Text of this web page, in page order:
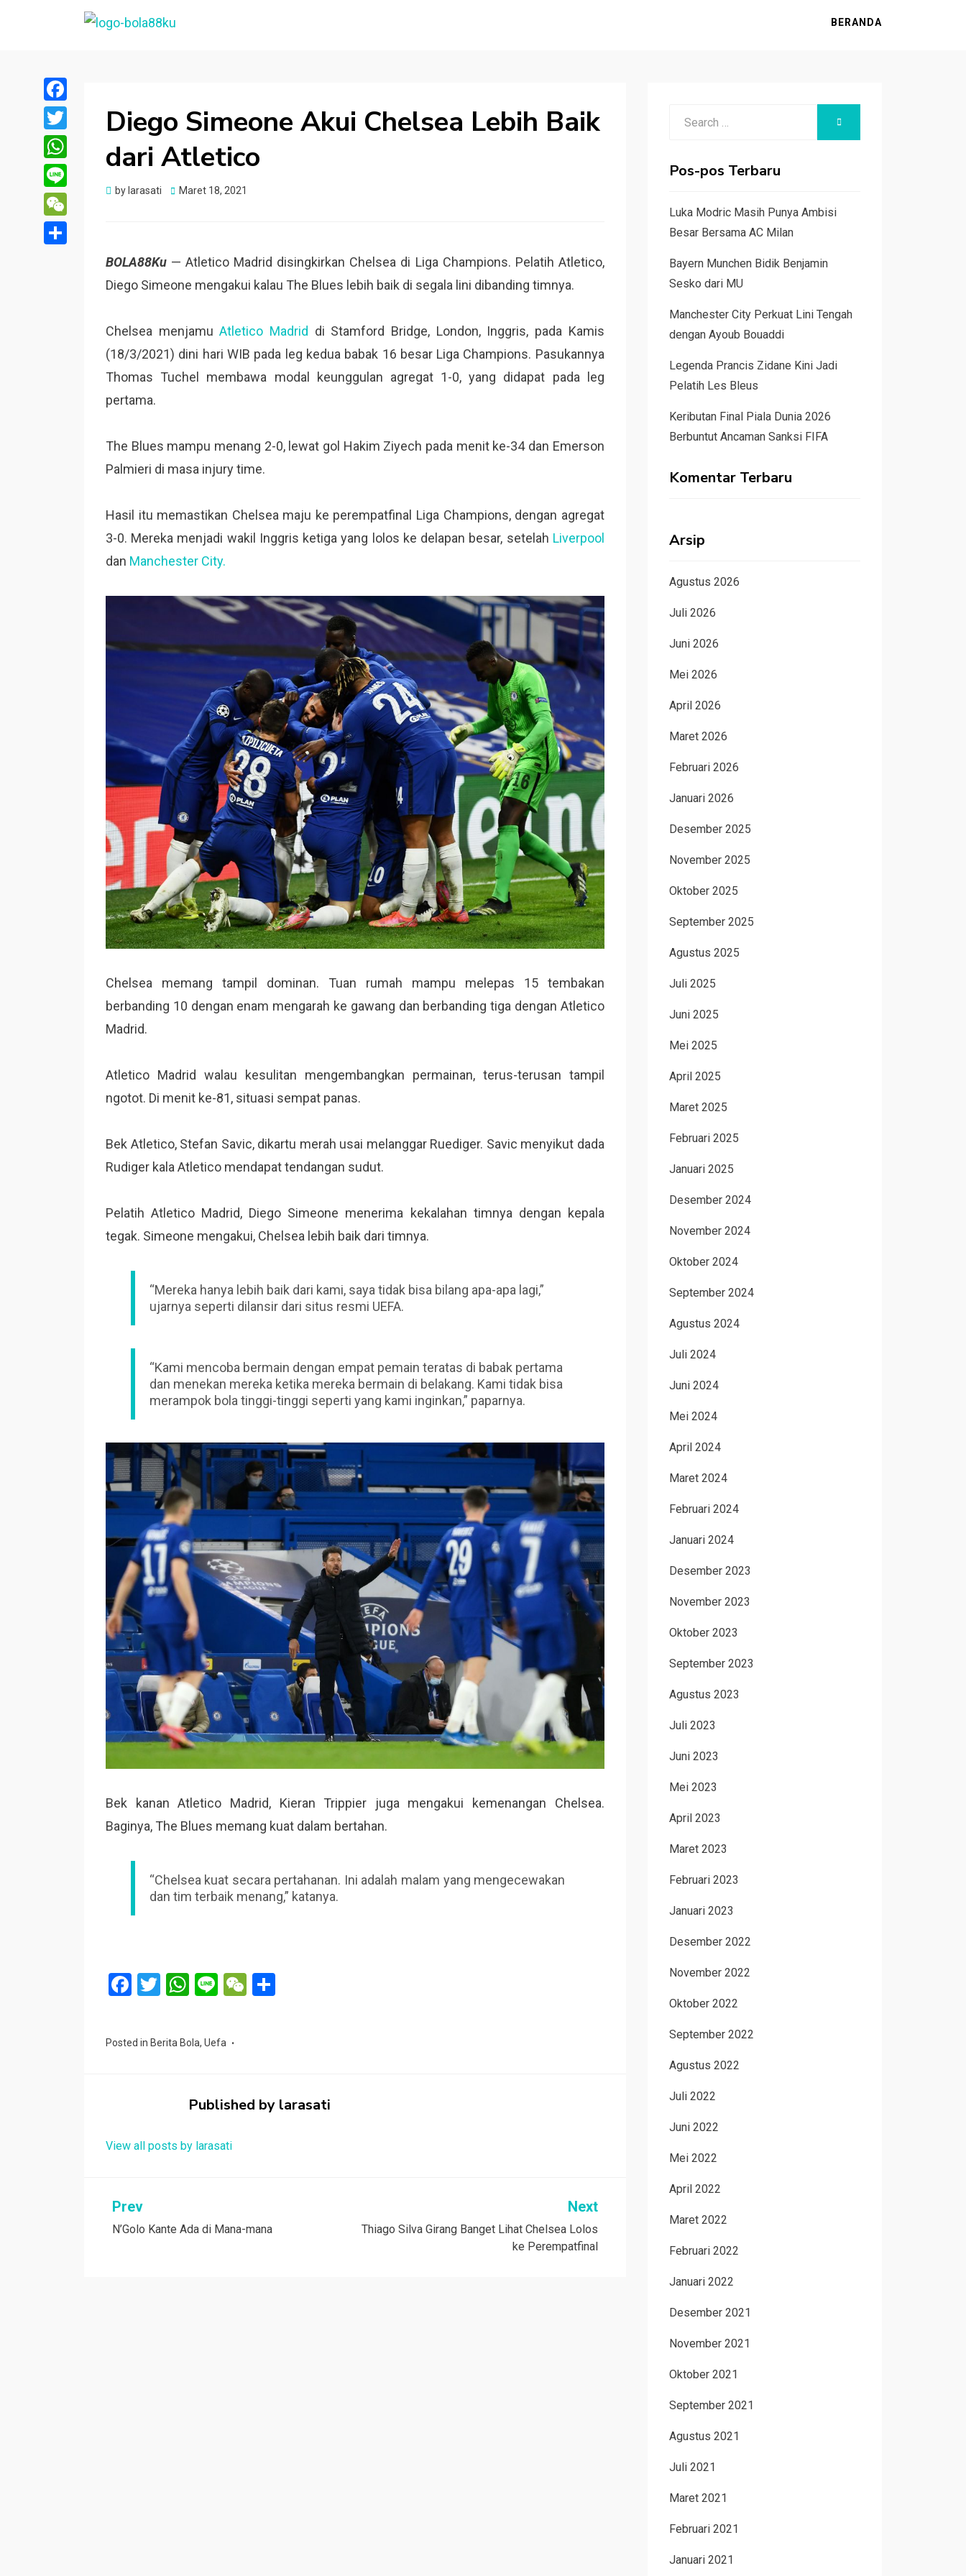
BERANDA
Diego Simeone Akui Chelsea Lebih Baik
dari Atletico
by larasati
Posted
Maret 18, 2021
BOLA88Ku — Atletico Madrid disingkirkan Chelsea di Liga Champions. Pelatih Atletico,
Diego Simeone mengakui kalau The Blues lebih baik di segala lini dibanding timnya.
Chelsea menjamuAtletico Madrid di Stamford Bridge, London, Inggris, pada Kamis
(18/3/2021) dini hari WIB pada leg kedua babak 16 besar Liga Champions. Pasukannya
Thomas Tuchel membawa modal keunggulan agregat 1-0, yang didapat pada leg
pertama.
The Blues mampu menang 2-0, lewat gol Hakim Ziyech pada menit ke-34 dan Emerson
Palmieri di masa injury time.
Hasil itu memastikan Chelsea maju ke perempatfinal Liga Champions, dengan agregat
3-0. Mereka menjadi wakil Inggris ketiga yang lolos ke delapan besar, setelah Liverpool
dan Manchester City.
Chelsea memang tampil dominan. Tuan rumah mampu melepas 15 tembakan
berbanding 10 dengan enam mengarah ke gawang dan berbanding tiga dengan Atletico
Madrid.
Atletico Madrid walau kesulitan mengembangkan permainan, terus-terusan tampil
ngotot. Di menit ke-81, situasi sempat panas.
Bek Atletico, Stefan Savic, dikartu merah usai melanggar Ruediger. Savic menyikut dada
Rudiger kala Atletico mendapat tendangan sudut.
Pelatih Atletico Madrid, Diego Simeone menerima kekalahan timnya dengan kepala
tegak. Simeone mengakui, Chelsea lebih baik dari timnya.
“Mereka hanya lebih baik dari kami, saya tidak bisa bilang apa-apa lagi,”
ujarnya seperti dilansir dari situs resmi UEFA.
“Kami mencoba bermain dengan empat pemain teratas di babak pertama
dan menekan mereka ketika mereka bermain di belakang. Kami tidak bisa
merampok bola tinggi-tinggi seperti yang kami inginkan,” paparnya.
Bek kanan Atletico Madrid, Kieran Trippier juga mengakui kemenangan Chelsea.
Baginya, The Blues memang kuat dalam bertahan.
“Chelsea kuat secara pertahanan. Ini adalah malam yang mengecewakan
dan tim terbaik menang,” katanya.
F
b
T
er
W
s
p
Li
W
Posted in Berita Bola, Uefa
Published by larasati
View all posts by larasati
Navigasi
pos
Prev
N’Golo Kante Ada di Mana-mana
Next
Thiago Silva Girang Banget Lihat Chelsea Lolos
ke Perempatfinal
Facebook
Twitter
WhatsApp
Line
WeChat
SEARCH
Pos-pos Terbaru
Luka Modric Masih Punya Ambisi
Besar Bersama AC Milan
Bayern Munchen Bidik Benjamin
Sesko dari MU
Manchester City Perkuat Lini Tengah
dengan Ayoub Bouaddi
Legenda Prancis Zidane Kini Jadi
Pelatih Les Bleus
Keributan Final Piala Dunia 2026
Berbuntut Ancaman Sanksi FIFA
Komentar Terbaru
Arsip
Agustus 2026
Juli 2026
Juni 2026
Mei 2026
April 2026
Maret 2026
Februari 2026
Januari 2026
Desember 2025
November 2025
Oktober 2025
September 2025
Agustus 2025
Juli 2025
Juni 2025
Mei 2025
April 2025
Maret 2025
Februari 2025
Januari 2025
Desember 2024
November 2024
Oktober 2024
September 2024
Agustus 2024
Juli 2024
Juni 2024
Mei 2024
April 2024
Maret 2024
Februari 2024
Januari 2024
Desember 2023
November 2023
Oktober 2023
September 2023
Agustus 2023
Juli 2023
Juni 2023
Mei 2023
April 2023
Maret 2023
Februari 2023
Januari 2023
Desember 2022
November 2022
Oktober 2022
September 2022
Agustus 2022
Juli 2022
Juni 2022
Mei 2022
April 2022
Maret 2022
Februari 2022
Januari 2022
Desember 2021
November 2021
Oktober 2021
September 2021
Agustus 2021
Juli 2021
Maret 2021
Februari 2021
Januari 2021